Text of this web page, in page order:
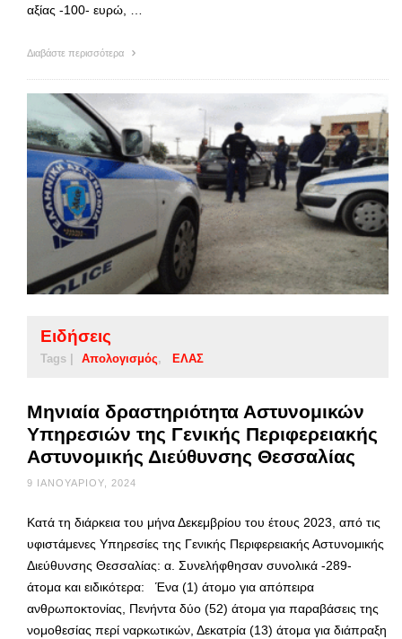
αξίας -100- ευρώ, …
Διαβάστε περισσότερα
Ειδήσεις
Tags | Απολογισμός ΕΛΑΣ
Μηνιαία δραστηριότητα Αστυνομικών
Υπηρεσιών της Γενικής Περιφερειακής
Αστυνομικής Διεύθυνσης Θεσσαλίας
9 ΙΑΝΟΥΑΡΊΟΥ, 2024
Κατά τη διάρκεια του μήνα Δεκεμβρίου του έτους 2023, από τις
υφιστάμενες Υπηρεσίες της Γενικής Περιφερειακής Αστυνομικής
Διεύθυνσης Θεσσαλίας: α. Συνελήφθησαν συνολικά -289-
άτομα και ειδικότερα: Ένα (1) άτομο για απόπειρα
ανθρωποκτονίας, Πενήντα δύο (52) άτομα για παραβάσεις της
νομοθεσίας περί ναρκωτικών, Δεκατρία (13) άτομα για διάπραξη